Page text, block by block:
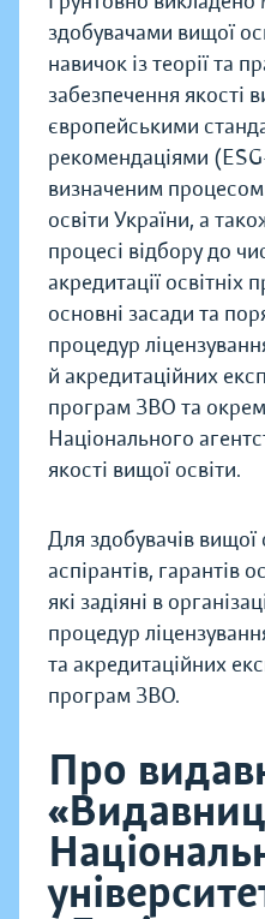
здобувачами вищої
навичок із теорії та
забезпечення якості
європейськими
рекомендаціями
визначеним
освіти України, а
процесі відбору до
акредитації
основні засади та
процедур
й акредитаційних
програм ЗВО та
Національного
якості вищої освіти.
Для здобувачів вищої
аспірантів, гарантів
які задіяні в
процедур
та акредитаційних
програм ЗВО.
Про